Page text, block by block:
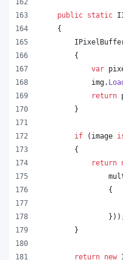
public static
{
{
var
img.
return
}
if ( image
{
return
{
} ) )
}
return new